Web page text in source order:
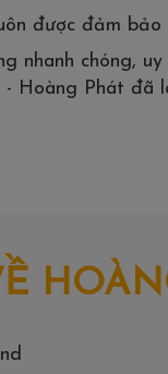
được đảm bảo
nhanh chóng,
- Hoàng Phát đã